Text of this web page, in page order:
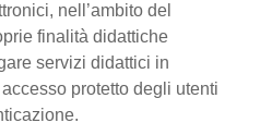
nell’ambito del
finalità didattiche
servizi didattici in
protetto degli utenti